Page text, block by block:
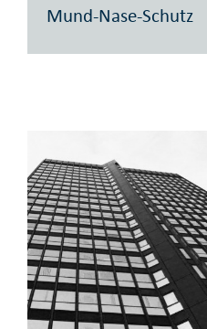
Mund-Nase-Schutz